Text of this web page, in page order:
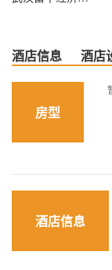
酒店信息 酒店
房型
酒店信息